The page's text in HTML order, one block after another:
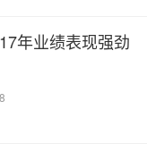
年业绩表现强劲